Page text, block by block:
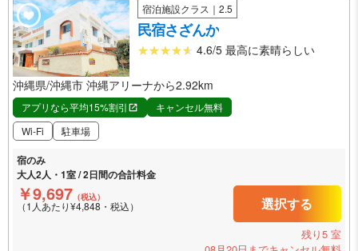
宿泊施設クラス｜2.5
民宿さざんか
4.6/5 最高に素晴らしい
沖縄県/沖縄市 沖縄アリーナから2.92km
アプリなら平均15%割引
キャンセル無料
Wi-Fi
駐車場
宿のみ
大人2人・1室 / 2日間の合計料金
￥9,697 （税込）
（1人あたり¥4,848・税込） 選択する
残り5 室